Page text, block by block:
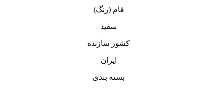
فام (رنگ)
سفید
کشور سازنده
ایران
بسته بندی